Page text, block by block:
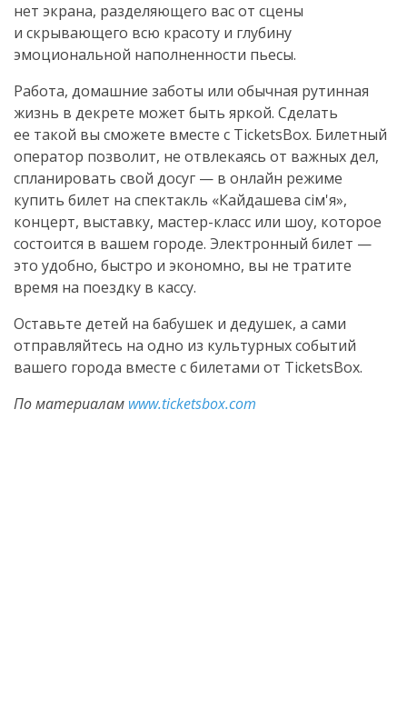
нет экрана, разделяющего вас от сцены
и скрывающего всю красоту и глубину
эмоциональной наполненности пьесы.
Работа, домашние заботы или обычная рутинная
жизнь в декрете может быть яркой. Сделать
ее такой вы сможете вместе с TicketsBox. Билетный
оператор позволит, не отвлекаясь от важных дел,
спланировать свой досуг — в онлайн режиме
купить билет на спектакль «Кайдашева сім'я»,
концерт, выставку, мастер-класс или шоу, которое
состоится в вашем городе. Электронный билет —
это удобно, быстро и экономно, вы не тратите
время на поездку в кассу.
Оставьте детей на бабушек и дедушек, а сами
отправляйтесь на одно из культурных событий
вашего города вместе с билетами от TicketsBox.
По материалам www.ticketsbox.com